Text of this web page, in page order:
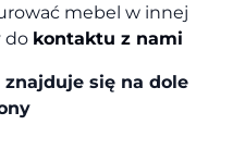
mebel w innej
do kontaktu z nami
się na dole